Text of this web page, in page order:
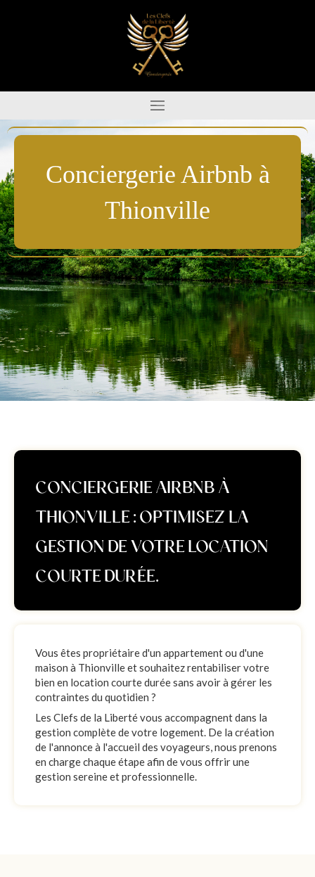
Conciergerie Airbnb à
Thionville
CONCIERGERIE AIRBNB À
THIONVILLE : OPTIMISEZ LA
GESTION DE VOTRE LOCATION
COURTE DURÉE.
Vous êtes propriétaire d'un appartement ou d'une
maison à Thionville et souhaitez rentabiliser votre
bien en location courte durée sans avoir à gérer les
contraintes du quotidien ?
Les Clefs de la Liberté vous accompagnent dans la
gestion complète de votre logement. De la création
de l'annonce à l'accueil des voyageurs, nous prenons
en charge chaque étape afin de vous offrir une
gestion sereine et professionnelle.